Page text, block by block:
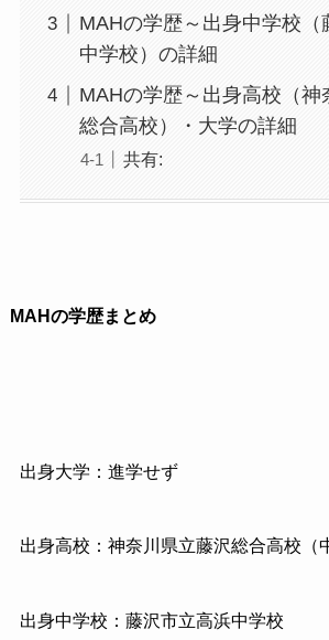
MAHの学歴～出身中学校（
中学校）の詳細
MAHの学歴～出身高校（神
総合高校）・大学の詳細
共有:
MAHの学歴まとめ
出身大学：進学せず
出身高校：神奈川県立藤沢総合高校（
出身中学校：藤沢市立高浜中学校